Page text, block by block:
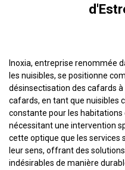
Inoxia, entreprise renommée
les nuisibles, se positionne
désinsectisation des cafards
cafards, en tant que nuisibles
constante pour les
nécessitant une intervention
cette optique que les services
leur sens, offrant des
indésirables de manière